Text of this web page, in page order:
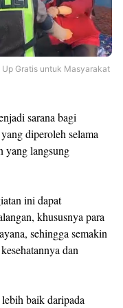
Gratis untuk Masyarakat
sarana bagi
diperoleh selama
yang langsung
ini dapat
khususnya para
sehingga semakin
dan
baik daripada